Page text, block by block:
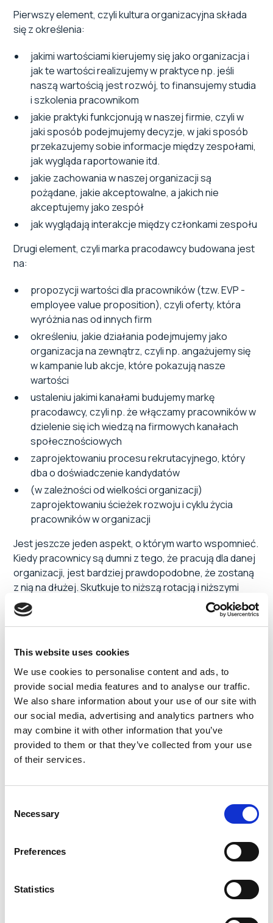
This website uses cookies
We use cookies to personalise content and ads, to
provide social media features and to analyse our traffic.
We also share information about your use of our site with
our social media, advertising and analytics partners who
may combine it with other information that you’ve
provided to them or that they’ve collected from your use
of their services.
Selection
Necessary
Preferences
Statistics
Pierwszy element, czyli kultura organizacyjna składa
się z określenia:
jakimi wartościami kierujemy się jako organizacja i
jak te wartości realizujemy w praktyce np. jeśli
naszą wartością jest rozwój, to finansujemy studia
i szkolenia pracownikom
jakie praktyki funkcjonują w naszej firmie, czyli w
jaki sposób podejmujemy decyzje, w jaki sposób
przekazujemy sobie informacje między zespołami,
jak wygląda raportowanie itd.
jakie zachowania w naszej organizacji są
pożądane, jakie akceptowalne, a jakich nie
akceptujemy jako zespół
jak wyglądają interakcje między członkami zespołu
Drugi element, czyli marka pracodawcy budowana jest
na:
propozycji wartości dla pracowników (tzw. EVP -
employee value proposition), czyli oferty, która
wyróżnia nas od innych firm
określeniu, jakie działania podejmujemy jako
organizacja na zewnątrz, czyli np. angażujemy się
w kampanie lub akcje, które pokazują nasze
wartości
ustaleniu jakimi kanałami budujemy markę
pracodawcy, czyli np. że włączamy pracowników w
dzielenie się ich wiedzą na firmowych kanałach
społecznościowych
zaprojektowaniu procesu rekrutacyjnego, który
dba o doświadczenie kandydatów
(w zależności od wielkości organizacji)
zaprojektowaniu ścieżek rozwoju i cyklu życia
pracowników w organizacji
Jest jeszcze jeden aspekt, o którym warto wspomnieć.
Kiedy pracownicy są dumni z tego, że pracują dla danej
organizacji, jest bardziej prawdopodobne, że zostaną
z nią na dłużej. Skutkuje to niższą rotacją i niższymi
kosztami dodatkowych rekrutacji.
Skuteczny plan
zatrudnienia
Plan zatrudnienia (tzw. hiring plan) to mapa drogowa,
która określa cele, procesy i strategie rekrutacji w
firmie. Pomaga określić zapotrzebowanie na role, kiedy
zatrudnić, kogo zatrudnić i jak monitorować postępy
rekrutacji. Posiadając plan zatrudnienia wiemy, że
zatrudniamy właściwe osoby we właściwym czasie i
Największym wyzwaniem jest fakt, że większość firm w
ogóle nie posiada planu zatrudnienia. Dlatego poniżej
zatrudnienia dla organizacji:
o cele firmowe i zespołowe i oceniamy, czy
składem czy potrzebujemy pozyskać nowe